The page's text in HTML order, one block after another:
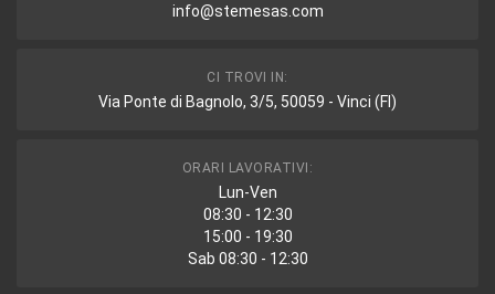
info@stemesas.com
CI TROVI IN:
Via Ponte di Bagnolo, 3/5, 50059 - Vinci (FI)
ORARI LAVORATIVI:
Lun-Ven
08:30 - 12:30
15:00 - 19:30
Sab 08:30 - 12:30